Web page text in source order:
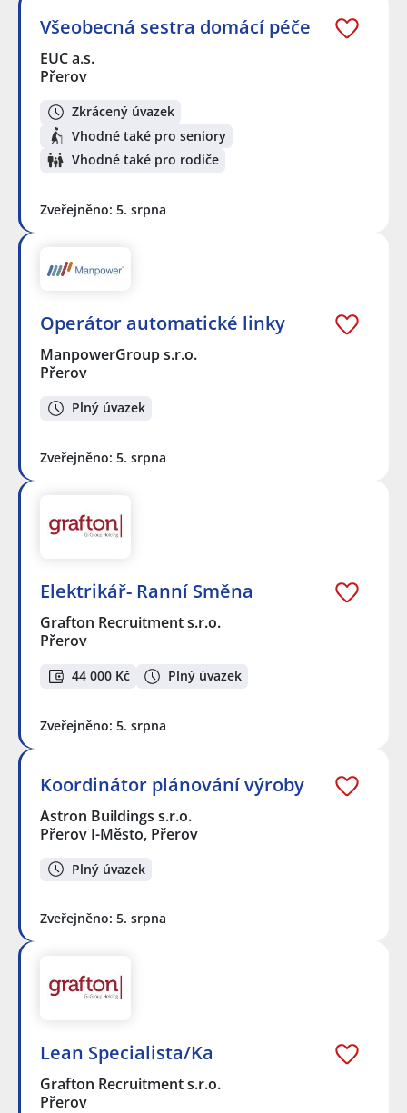
Všeobecná sestra domácí péče
EUC a.s.
Přerov
Zkrácený úvazek
Vhodné také pro seniory
Vhodné také pro rodiče
Zveřejněno: 5. srpna
Operátor automatické linky
ManpowerGroup s.r.o.
Přerov
Plný úvazek
Zveřejněno: 5. srpna
Elektrikář- Ranní Směna
Grafton Recruitment s.r.o.
Přerov
44 000 Kč Plný úvazek
Zveřejněno: 5. srpna
Koordinátor plánování výroby
Astron Buildings s.r.o.
Přerov I-Město, Přerov
Plný úvazek
Zveřejněno: 5. srpna
Lean Specialista/Ka
Grafton Recruitment s.r.o.
Přerov